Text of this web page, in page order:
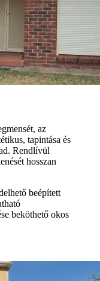
az
tapintása és
Rendlívül
hosszan
beépített
beköthető okos